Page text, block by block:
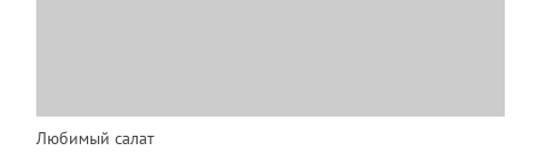
Любимый салат